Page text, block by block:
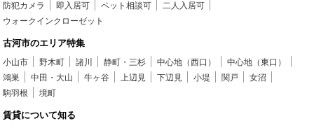
防犯カメラ
即入居可 ペット相談可
二人入居可
ウォークインクローゼット
古河市のエリア特集
小山市 野木町 諸川 静町・三杉 中心地（西口）
中心地（東口）
鴻巣
中田・大山 牛ヶ谷 上辺見 下辺見 小堤 関戸
女沼
駒羽根
境町
賃貸について知る